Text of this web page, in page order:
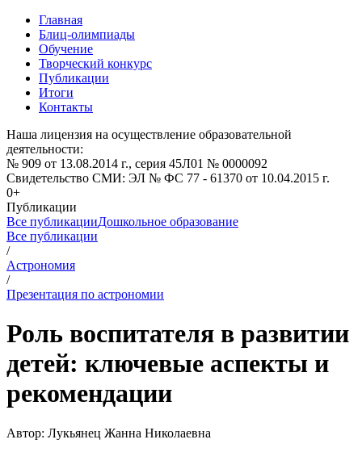
Главная
Блиц-олимпиады
Обучение
Творческий конкурс
Публикации
Итоги
Контакты
Наша лицензия на осуществление образовательной
деятельности:
№ 909 от 13.08.2014 г., серия 45Л01 № 0000092
Свидетельство СМИ: ЭЛ № ФС 77 - 61370 от 10.04.2015 г.
0+
Публикации
Все публикацииДошкольное образование
Все публикации
/
Астрономия
/
Презентация по астрономии
Роль воспитателя в развитии
детей: ключевые аспекты и
рекомендации
Автор: Лукьянец Жанна Николаевна